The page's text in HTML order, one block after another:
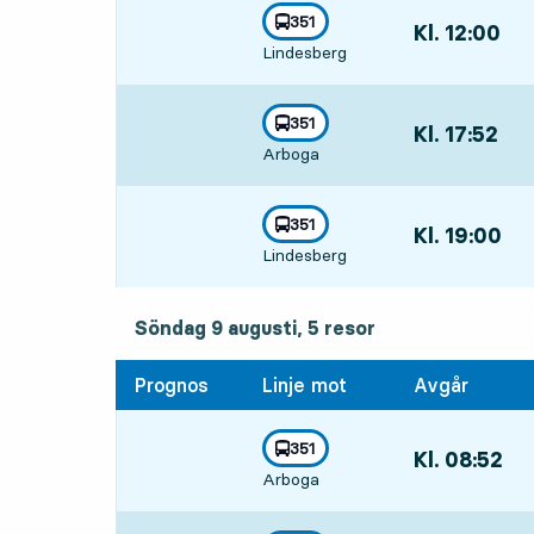
linje
351
mot
Lindesberg
, Kl. 12:00
linje
351
mot
Arboga
, Kl. 17:52
linje
351
mot
Lindesberg
, Kl. 19:00
söndag 9 augusti, 5resor
Söndag 9 augusti, 5 resor
Prognos Linje mot Avgår
linje
351
mot
Arboga
, Kl. 08:52